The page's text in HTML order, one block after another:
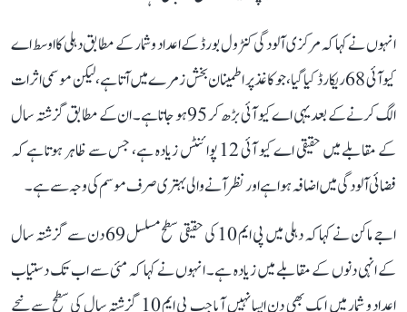
انہوں نے کہا کہ مرکزی آلودگی کنٹرول بورڈ کے اعداد و شمار کے مطابق دہلی کا اوسط اے
کیو آئی 68 ریکارڈ کیا گیا، جو کاغذ پر اطمینان بخش زمرے میں آتا ہے، لیکن موسمی اثرات
الگ کرنے کے بعد یہی اے کیو آئی بڑھ کر 95 ہو جاتا ہے۔ ان کے مطابق گزشتہ سال
کے مقابلے میں حقیقی اے کیو آئی 12 پوائنٹس زیادہ ہے، جس سے ظاہر ہوتا ہے کہ
فضائی آلودگی میں اضافہ ہوا ہے اور نظر آنے والی بہتری صرف موسم کی وجہ سے ہے۔
اجے ماکن نے کہا کہ دہلی میں پی ایم 10 کی حقیقی سطح مسلسل 69 دن سے گزشتہ سال
کے انہی دنوں کے مقابلے میں زیادہ ہے۔ انہوں نے کہا کہ مئی سے اب تک دستیاب
اعداد و شمار میں ایک بھی دن ایسا نہیں آیا جب پی ایم 10 گزشتہ سال کی سطح سے نیچے